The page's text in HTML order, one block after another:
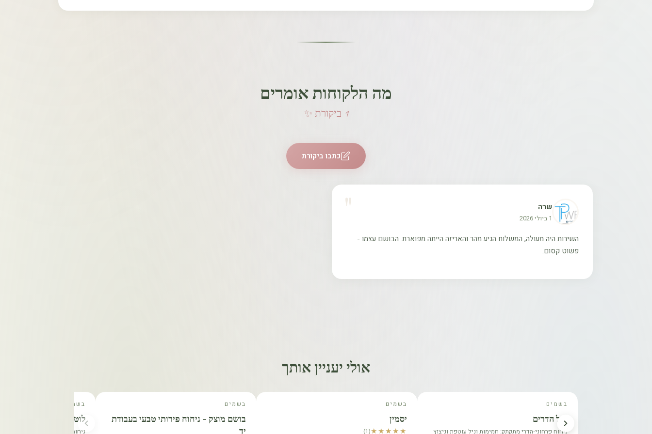
במידה ויצטרך משלוח חוזר הלקוח יחוייב בתוספת החזרת משלוח בכפוף להוראות חברת השליחויות.
מה הלקוחות אומרים
1 ביקורת ✨
כתבו ביקורת
שרה
1 ביולי 2026
השירות היה מעולה, המשלוח הגיע מהר והאריזה הייתה מפוארת. הבושם עצמו -
פשוט קסום.
אולי יעניין אותך
בשמים
וניל הדרים
ניחוח פרחוני‑הדרי מתקתק: חמימות וניל עוטפת וניצוץ
בשמים
יסמין
★★★★★
★★★★★
(1)
בשמים
בושם מוצק - ניחוח פירותי טבעי בעבודת
יד
בשמים
לוטוס כחול
ניחוח פרחוני־אדמתי מתקתק,